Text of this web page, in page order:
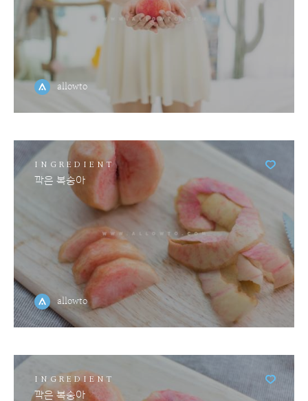
allowto
INGREDIENT
깍은 복숭아
allowto
INGREDIENT
깍은 복숭아